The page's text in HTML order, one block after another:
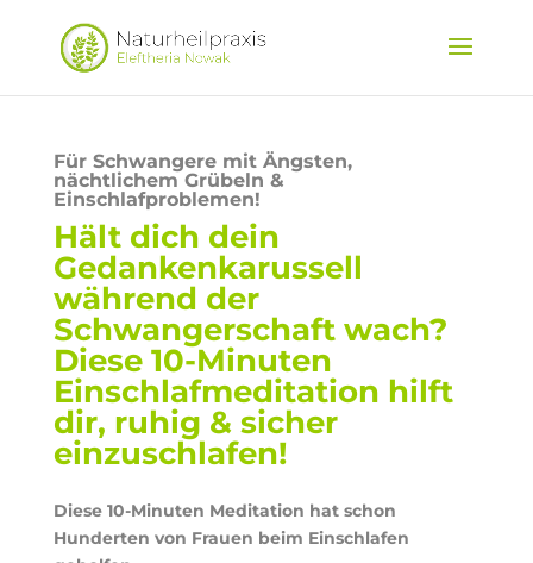
Für Schwangere mit Ängsten,
nächtlichem Grübeln &
Einschlafproblemen!
Hält dich dein
Gedankenkarussell
während der
Schwangerschaft wach?
Diese 10-Minuten
Einschlafmeditation hilft
dir, ruhig & sicher
einzuschlafen!
Diese 10-Minuten Meditation hat schon
Hunderten von Frauen beim Einschlafen